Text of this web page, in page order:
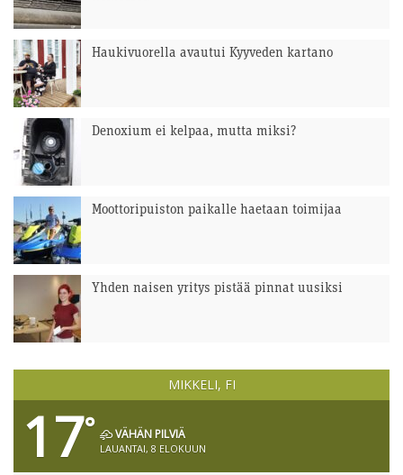
Haukivuorella avautui Kyyveden kartano
Denoxium ei kelpaa, mutta miksi?
Moottoripuiston paikalle haetaan toimijaa
Yhden naisen yritys pistää pinnat uusiksi
MIKKELI, FI
17° VÄHÄN PILVIÄ
LAUANTAI, 8 ELOKUUN